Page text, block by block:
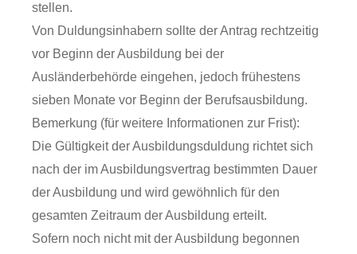
stellen.
Von Duldungsinhabern sollte der Antrag rechtzeitig
vor Beginn der Ausbildung bei der
Ausländerbehörde eingehen, jedoch frühestens
sieben Monate vor Beginn der Berufsausbildung.
Bemerkung (für weitere Informationen zur Frist):
Die Gültigkeit der Ausbildungsduldung richtet sich
nach der im Ausbildungsvertrag bestimmten Dauer
der Ausbildung und wird gewöhnlich für den
gesamten Zeitraum der Ausbildung erteilt.
Sofern noch nicht mit der Ausbildung begonnen